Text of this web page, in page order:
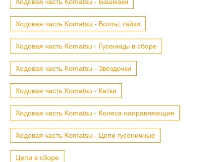
Ходовая часть Komatsu - Болты, гайки
Ходовая часть Komatsu - Гусеницы в сборе
Ходовая часть Komatsu - Звездочки
Ходовая часть Komatsu - Катки
Ходовая часть Komatsu - Колеса направляющие
Ходовая часть Komatsu - Цепи гусеничные
Цепи в сборе